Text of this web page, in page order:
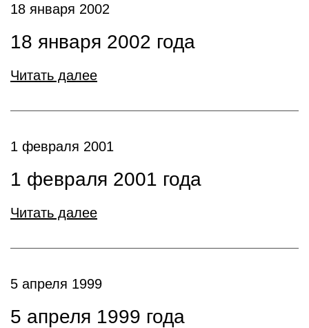
18 января 2002
18 января 2002 года
Читать далее
1 февраля 2001
1 февраля 2001 года
Читать далее
5 апреля 1999
5 апреля 1999 года